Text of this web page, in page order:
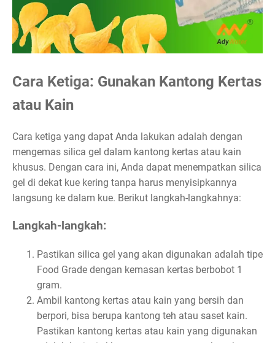
Cara Ketiga: Gunakan Kantong Kertas
atau Kain
Cara ketiga yang dapat Anda lakukan adalah dengan
mengemas silica gel dalam kantong kertas atau kain
khusus. Dengan cara ini, Anda dapat menempatkan silica
gel di dekat kue kering tanpa harus menyisipkannya
langsung ke dalam kue. Berikut langkah-langkahnya:
Langkah-langkah:
Pastikan silica gel yang akan digunakan adalah tipe
Food Grade dengan kemasan kertas berbobot 1
gram.
Ambil kantong kertas atau kain yang bersih dan
berpori, bisa berupa kantong teh atau saset kain.
Pastikan kantong kertas atau kain yang digunakan